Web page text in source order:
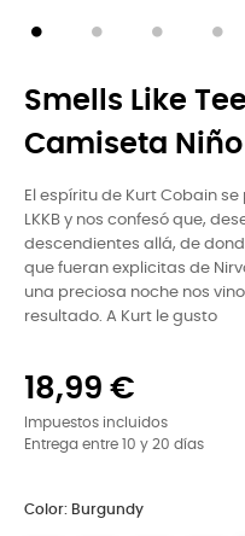
Smells Like
Camiseta
El espíritu de Kurt Cobain
LKKB y nos confesó que,
descendientes allá, de
que fueran explicitas de
una preciosa noche nos
resultado. A Kurt le gusto
18,99 €
Impuestos incluidos
Entrega entre 10 y 20 días
Color: Burgundy